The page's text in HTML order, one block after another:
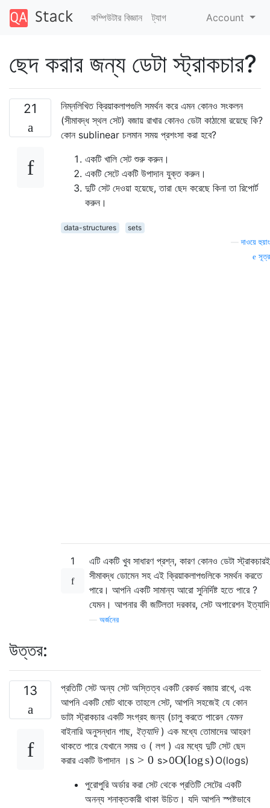
কম্পিউটার বিজ্ঞান ট্যাগ Account
ছেদ করার জন্য ডেটা স্ট্রাকচার?
21
নিম্নলিখিত ক্রিয়াকলাপগুলি সমর্থন করে এমন কোনও সংকলন
(সীমাবদ্ধ স্থল সেট) বজায় রাখার কোনও ডেটা কাঠামো রয়েছে কি?
কোন sublinear চলমান সময় প্রশংসা করা হবে?
একটি খালি সেট শুরু করুন।
একটি সেটে একটি উপাদান যুক্ত করুন।
দুটি সেট দেওয়া হয়েছে, তারা ছেদ করেছে কিনা তা রিপোর্ট
করুন।
data-structures
sets
—দাওয়ে হুয়াং
সূত্র
1
এটি একটি খুব সাধারণ প্রশ্ন, কারণ কোনও ডেটা স্ট্রাকচারই
সীমাবদ্ধ ডোমেন সহ এই ক্রিয়াকলাপগুলিকে সমর্থন করতে
পারে। আপনি একটি সামান্য আরো সুনির্দিষ্ট হতে পারে ?
যেমন। আপনার কী জটিলতা দরকার, সেট অপারেশন ইত্যাদি
অর্জনের
উত্তর:
13
প্রতিটি সেট অন্য সেট অস্তিত্ব একটি রেকর্ড বজায় রাখে, এবং
আপনি একটি মোট থাকে তাহলে সেট, আপনি সহজেই যে কোন
ডাটা স্ট্রাকচার একটি সংগ্রহ জন্য (চালু করতে পারেন যেমন
বাইনারি অনুসন্ধান গাছ, ইত্যাদি) এক মধ্যে তোমাদের আহরণ
থাকতে পারে যেখানে সময় ও ( লগ ) এরমধ্যে দুটি সেট ছেদ
করার একটি উপাদান । s > 0 s>0O(logs) O(logs)
পুরোপুরি অর্ডার করা সেট থেকে প্রতিটি সেটের একটি
অনন্য শনাক্তকারী থাকা উচিত। যদি আপনি স্পষ্টভাবে